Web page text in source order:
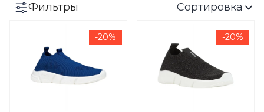
Фильтры Сортировка
-20% -20%